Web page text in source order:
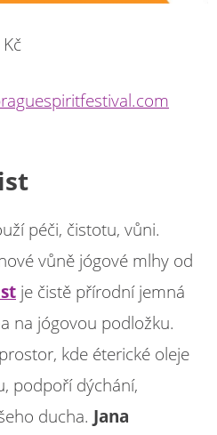
péči, čistotu, vůni.
vůně jógové mlhy od
je čistě přírodní jemná
na jógovou podložku.
kde éterické oleje
podpoří dýchání,
ducha. Jana